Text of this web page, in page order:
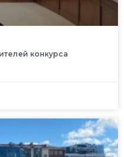
конкурса